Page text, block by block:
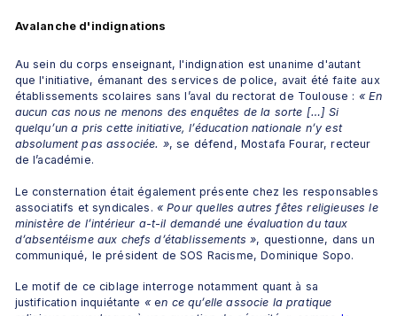
Avalanche d'indignations
Au sein du corps enseignant, l'indignation est unanime d'autant
que l'initiative, émanant des services de police, avait été faite aux
établissements scolaires sans l’aval du rectorat de Toulouse : « En
aucun cas nous ne menons des enquêtes de la sorte […] Si
quelqu’un a pris cette initiative, l’éducation nationale n’y est
absolument pas associée. », se défend, Mostafa Fourar, recteur
de l’académie.
Le consternation était également présente chez les responsables
associatifs et syndicales. « Pour quelles autres fêtes religieuses le
ministère de l’intérieur a-t-il demandé une évaluation du taux
d’absentéisme aux chefs d’établissements », questionne, dans un
communiqué, le président de SOS Racisme, Dominique Sopo.
Le motif de ce ciblage interroge notamment quant à sa
justification inquiétante « en ce qu’elle associe la pratique